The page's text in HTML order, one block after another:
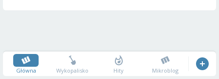
Główna Wykopalisko Hity Mikroblog